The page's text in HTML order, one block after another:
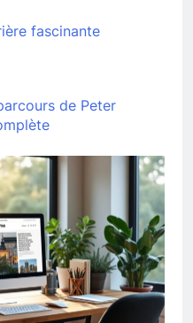
fascinante
de Peter